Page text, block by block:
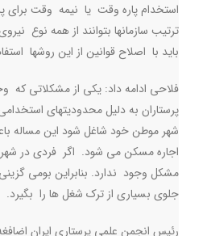
استخدام پاره وقت یا نیمه وقت برای
ترتیب سازمانها بتوانند از همه نوع
باید با اصلاح قوانین از این روشها
فلاحی ادامه داد: یکی از مشکلاتی که
پرستاران به دلیل محدودیتهای
شهر موطن خود شاغل شود این مساله
اجاره مسکن می شود. اگر فردی در
مشکل وجود ندارد. بنابراین بومی
جلوی بسیاری از ترک شغل ها را بگیرد.
رئیس انجمن علمی پرستاری ایران